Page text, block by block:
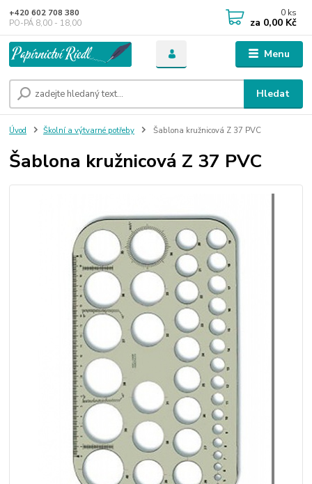
Menu
Hledat
+420 602 708 380
PO-PÁ 8,00 - 18,00
0 ks
za 0,00 Kč
Úvod Školní a výtvarné potřeby Šablona kružnicová Z 37 PVC
Šablona kružnicová Z 37 PVC